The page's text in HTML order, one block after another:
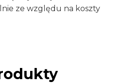
ze względu na koszty